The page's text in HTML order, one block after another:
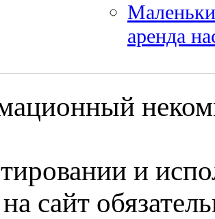
аренда
и
сайт